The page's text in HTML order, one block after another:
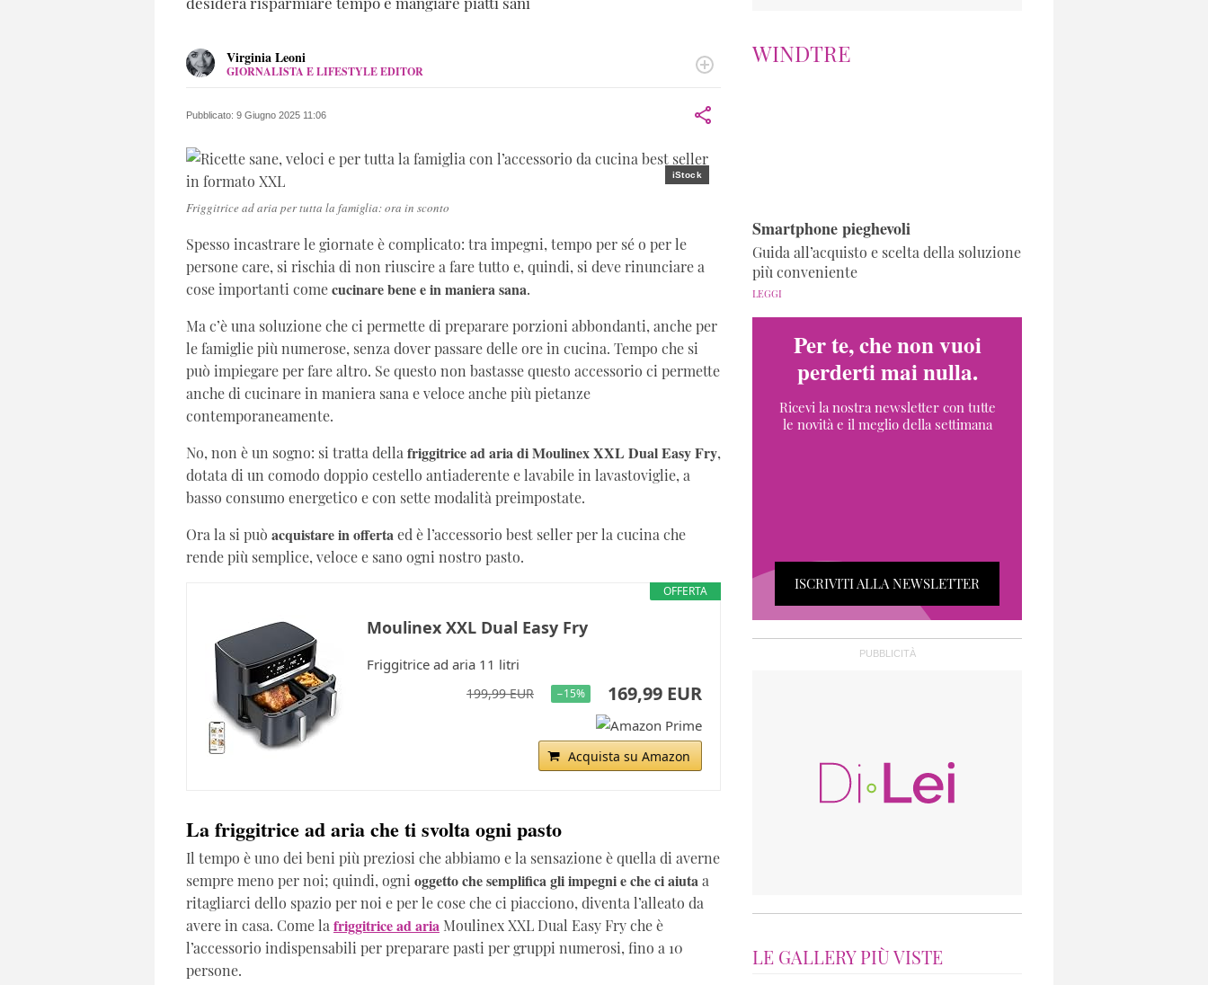
Charlotte
Virginia Leoni
GIORNALISTA E LIFESTYLE EDITOR
Pubblicato: 9 Giugno 2025 11:06
iStock
Friggitrice ad aria per tutta la famiglia: ora in sconto
Spesso incastrare le giornate è complicato: tra impegni, tempo per sé o per le
persone care, si rischia di non riuscire a fare tutto e, quindi, si deve rinunciare a
cose importanti comecucinare bene e in maniera sana.
Ma c’è una soluzione che ci permette di preparare porzioni abbondanti, anche per
le famiglie più numerose, senza dover passare delle ore in cucina. Tempo che si
può impiegare per fare altro. Se questo non bastasse questo accessorio ci permette
anche di cucinare in maniera sana e veloce anche più pietanze
contemporaneamente.
No, non è un sogno: si tratta della friggitrice ad aria di Moulinex XXL Dual Easy Fry,
dotata di un comodo doppio cestello antiaderente e lavabile in lavastoviglie, a
basso consumo energetico e con sette modalità preimpostate.
Ora la si può acquistare in offertaed è l’accessorio best seller per la cucina che
rende più semplice, veloce e sano ogni nostro pasto.
OFFERTA
Moulinex XXL Dual Easy Fry
Friggitrice ad aria 11 litri
199,99 EUR −15% 169,99 EUR
Acquista su Amazon
La friggitrice ad aria che ti svolta ogni pasto
Il tempo è uno dei beni più preziosi che abbiamo e la sensazione è quella di averne
sempre meno per noi; quindi, ogni oggetto che semplifica gli impegni e che ci aiuta a
ritagliarci dello spazio per noi e per le cose che ci piacciono, diventa l’alleato da
avere in casa. Come la friggitrice ad aria Moulinex XXL Dual Easy Fry che è
l’accessorio indispensabili per preparare pasti per gruppi numerosi, fino a 10
persone.
WINDTRE
Smartphone pieghevoli
Guida all’acquisto e scelta della soluzione
più conveniente
LEGGI
Per te, che non vuoi
perderti mai nulla.
Ricevi la nostra newsletter con tutte
le novità e il meglio della settimana
ISCRIVITI ALLA NEWSLETTER
LE GALLERY PIÙ VISTE